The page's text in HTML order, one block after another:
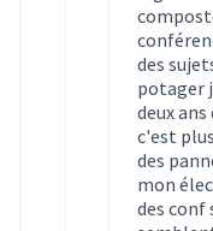
des
potager
deux
c'est
des
mon
des conf